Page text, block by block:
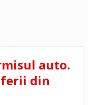
auto.
din